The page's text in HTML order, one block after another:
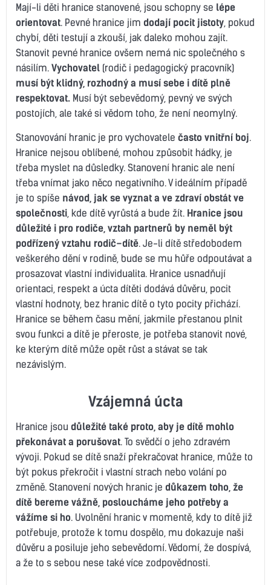
Mají-li děti hranice stanovené, jsou schopny se lépe
orientovat. Pevné hranice jim dodají pocit jistoty , pokud
chybí, děti testují a zkouší, jak daleko mohou zajít.
Stanovit pevné hranice ovšem nemá nic společného s
násilím. Vychovatel (rodič i pedagogický pracovník)
musí být klidný, rozhodný a musí sebe i dítě plně
respektovat. Musí být sebevědomý, pevný ve svých
postojích, ale také si vědom toho, že není neomylný.
Stanovování hranic je pro vychovatele často vnitřní boj.
Hranice nejsou oblíbené, mohou způsobit hádky, je
třeba myslet na důsledky. Stanovení hranic ale není
třeba vnímat jako něco negativního. V ideálním případě
je to spíše návod, jak se vyznat a ve zdraví obstát ve
společnosti , kde dítě vyrůstá a bude žít. Hranice jsou
důležité i pro rodiče, vztah partnerů by neměl být
podřízený vztahu rodič–dítě. Je-li dítě středobodem
veškerého dění v rodině, bude se mu hůře odpoutávat a
prosazovat vlastní individualita. Hranice usnadňují
orientaci, respekt a úcta dítěti dodává důvěru, pocit
vlastní hodnoty, bez hranic dítě o tyto pocity přichází.
Hranice se během času mění, jakmile přestanou plnit
svou funkci a dítě je přeroste, je potřeba stanovit nové,
ke kterým dítě může opět růst a stávat se tak
nezávislým.
Vzájemná úcta
Hranice jsou důležité také proto, aby je dítě mohlo
překonávat a porušovat. To svědčí o jeho zdravém
vývoji. Pokud se dítě snaží překračovat hranice, může to
být pokus překročit i vlastní strach nebo volání po
změně. Stanovení nových hranic je důkazem toho, že
dítě bereme vážně, posloucháme jeho potřeby a
vážíme si ho. Uvolnění hranic v momentě, kdy to dítě již
potřebuje, protože k tomu dospělo, mu dokazuje naši
důvěru a posiluje jeho sebevědomí. Vědomí, že dospívá,
a že to s sebou nese také více zodpovědnosti.